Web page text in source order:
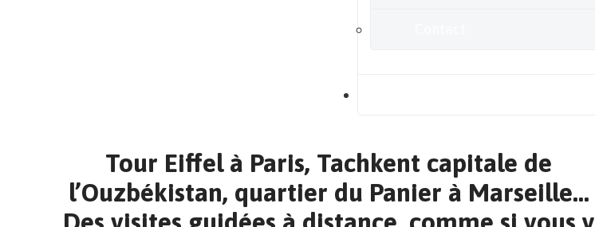
Tour Eiffel à Paris, Tachkent capitale de
l’Ouzbékistan, quartier du Panier à Marseille…